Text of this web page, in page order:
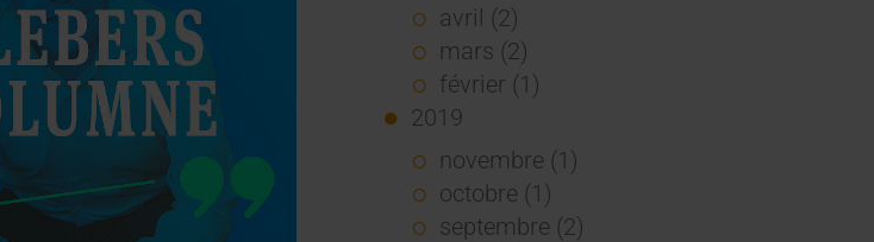
avril (2)
mars (2)
février (1)
2019
novembre (1)
octobre (1)
septembre (2)